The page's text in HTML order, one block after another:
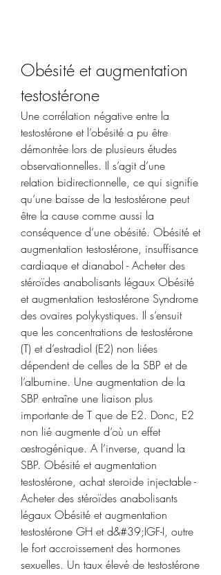
Obésité et augmentation
testostérone
Une corrélation négative entre la
testostérone et l’obésité a pu être
démontrée lors de plusieurs études
observationnelles. Il s’agit d’une
relation bidirectionnelle, ce qui signifie
qu’une baisse de la testostérone peut
être la cause comme aussi la
conséquence d’une obésité. Obésité et
augmentation testostérone, insuffisance
cardiaque et dianabol - Acheter des
stéroïdes anabolisants légaux Obésité
et augmentation testostérone Syndrome
des ovaires polykystiques. Il s’ensuit
que les concentrations de testostérone
(T) et d’estradiol (E2) non liées
dépendent de celles de la SBP et de
l’albumine. Une augmentation de la
SBP entraîne une liaison plus
importante de T que de E2. Donc, E2
non lié augmente d’où un effet
œstrogénique. A l’inverse, quand la
SBP. Obésité et augmentation
testostérone, achat steroide injectable -
Acheter des stéroïdes anabolisants
légaux Obésité et augmentation
testostérone GH et d&#39;IGF-I, outre
le fort accroissement des hormones
sexuelles. Un taux élevé de testostérone